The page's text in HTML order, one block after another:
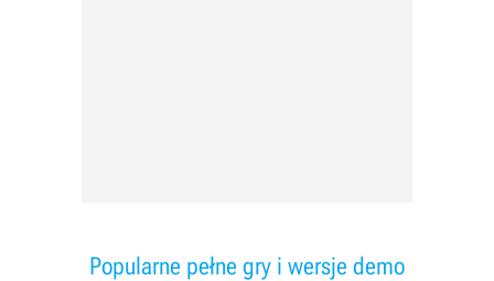
Popularne pełne gry i wersje demo